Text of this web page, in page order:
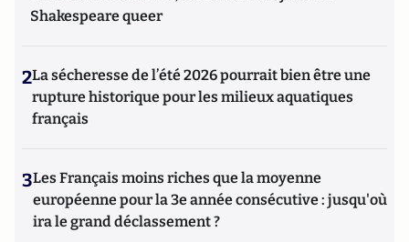
Shakespeare queer
2La sécheresse de l’été 2026 pourrait bien être une
rupture historique pour les milieux aquatiques
français
3Les Français moins riches que la moyenne
européenne pour la 3e année consécutive : jusqu'où
ira le grand déclassement ?